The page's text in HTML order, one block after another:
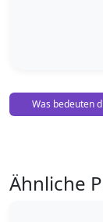
Was bedeuten
Ähnliche